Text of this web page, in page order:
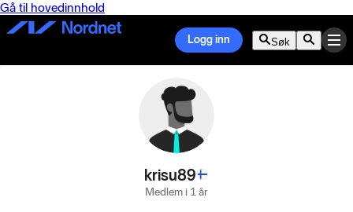
Gå til hovedinnhold
Logg inn Søk
krisu89
Medlem i 1 år